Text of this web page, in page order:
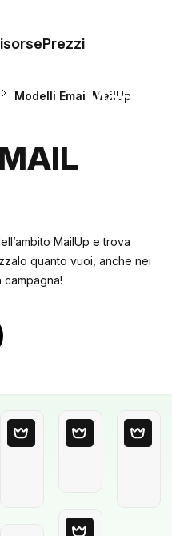
Prezzi
Modelli
Modelli Email MailUp
MailUp e trova
quanto vuoi, anche nei
campagna!